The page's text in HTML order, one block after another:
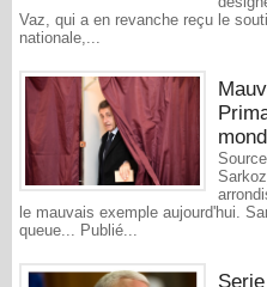
Vaz, qui a en revanche reçu le
nationale,...
le mauvais exemple aujourd'hui.
queue... Publié...